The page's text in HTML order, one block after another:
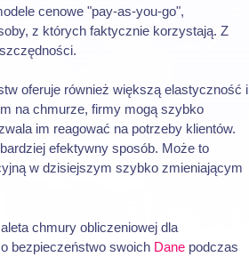
cenowe "pay-as-you-go",
z których faktycznie korzystają. Z
oferuje również większą elastyczność i
na chmurze, firmy mogą szybko
im reagować na potrzeby klientów.
efektywny sposób. Może to
w dzisiejszym szybko zmieniającym
chmury obliczeniowej dla
bezpieczeństwo swoich Danepodczas